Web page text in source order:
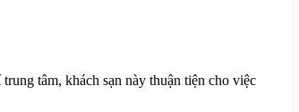
tâm, khách sạn này thuận tiện cho việc